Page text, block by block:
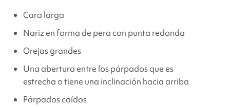
Cara larga
Nariz en forma de pera con punta redonda
Orejas grandes
Una abertura entre los párpados que es
estrecha o tiene una inclinación hacia arriba
Párpados caídos